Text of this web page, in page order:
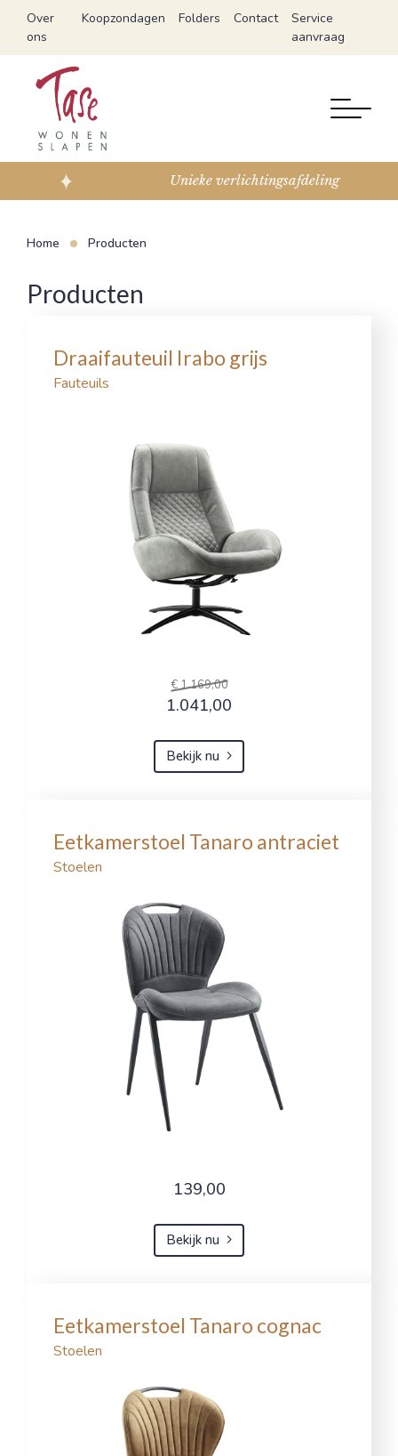
Over
ons
Koopzondagen Folders Contact
Service
aanvraag
Unieke verlichtingsafdeling
Home Producten
Producten
Draaifauteuil Irabo grijs
Fauteuils
€ 1.169,00
1.041,00
Bekijk nu
Eetkamerstoel Tanaro antraciet
Stoelen
139,00
Bekijk nu
Eetkamerstoel Tanaro cognac
Stoelen